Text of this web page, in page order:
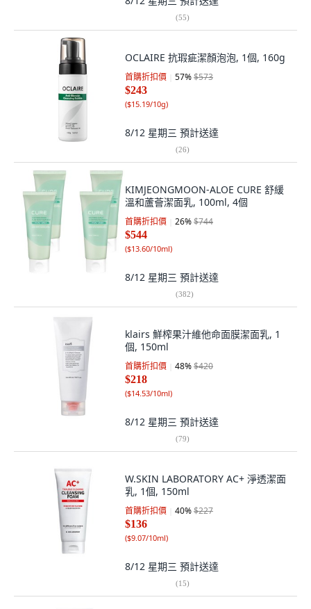
(55)
OCLAIRE 抗瑕疵潔顏泡泡, 1個, 160g
首購折扣價 57%$573
$243
($15.19/10g)
8/12 星期三 預計送達
(26)
KIMJEONGMOON-ALOE CURE 舒緩
溫和蘆薈潔面乳, 100ml, 4個
首購折扣價 26%$744
$544
($13.60/10ml)
8/12 星期三 預計送達
(382)
klairs 鮮榨果汁維他命面膜潔面乳, 1
個, 150ml
首購折扣價 48%$420
$218
($14.53/10ml)
8/12 星期三 預計送達
(79)
W.SKIN LABORATORY AC+ 淨透潔面
乳, 1個, 150ml
首購折扣價 40%$227
$136
($9.07/10ml)
8/12 星期三 預計送達
(15)